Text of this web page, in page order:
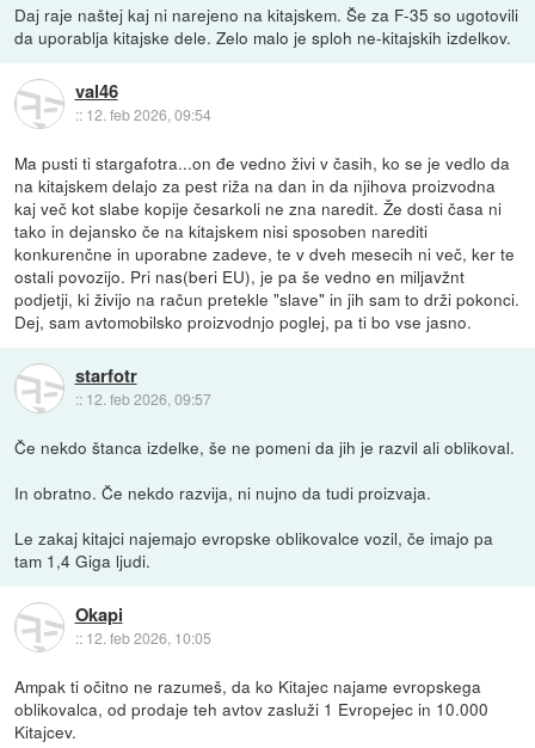
Daj raje naštej kaj ni narejeno na kitajskem. Še za F-35 so ugotovili
da uporablja kitajske dele. Zelo malo je sploh ne-kitajskih izdelkov.
val46
:: 12. feb 2026, 09:54
Ma pusti ti stargafotra...on đe vedno živi v časih, ko se je vedlo da
na kitajskem delajo za pest riža na dan in da njihova proizvodna
kaj več kot slabe kopije česarkoli ne zna naredit. Že dosti časa ni
tako in dejansko če na kitajskem nisi sposoben narediti
konkurenčne in uporabne zadeve, te v dveh mesecih ni več, ker te
ostali povozijo. Pri nas(beri EU), je pa še vedno en miljavžnt
podjetji, ki živijo na račun pretekle "slave" in jih sam to drži pokonci.
Dej, sam avtomobilsko proizvodnjo poglej, pa ti bo vse jasno.
starfotr
:: 12. feb 2026, 09:57
Če nekdo štanca izdelke, še ne pomeni da jih je razvil ali oblikoval.
In obratno. Če nekdo razvija, ni nujno da tudi proizvaja.
Le zakaj kitajci najemajo evropske oblikovalce vozil, če imajo pa
tam 1,4 Giga ljudi.
Okapi
:: 12. feb 2026, 10:05
Ampak ti očitno ne razumeš, da ko Kitajec najame evropskega
oblikovalca, od prodaje teh avtov zasluži 1 Evropejec in 10.000
Kitajcev.